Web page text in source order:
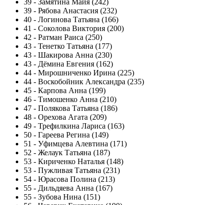
39 - Рябова Анастасия (232)
40 - Логинова Татьяна (166)
41 - Соколова Виктория (200)
42 - Ратман Раиса (250)
43 - Тенетко Татьяна (177)
43 - Шакирова Анна (230)
43 - Дёмина Евгения (162)
44 - Мирошниченко Ирина (225)
44 - Воскобойник Александра (235)
45 - Карпова Анна (199)
46 - Тимошенко Анна (210)
47 - Полякова Татьяна (186)
48 - Орехова Агата (209)
49 - Трефилкина Лариса (163)
50 - Гареева Регина (149)
51 - Уфимцева Алевтина (171)
52 - Желаук Татьяна (187)
53 - Кириченко Наталья (148)
53 - Пужливая Татьяна (231)
54 - Юрасова Полина (213)
55 - Дильдяева Анна (167)
55 - Зубова Нина (151)